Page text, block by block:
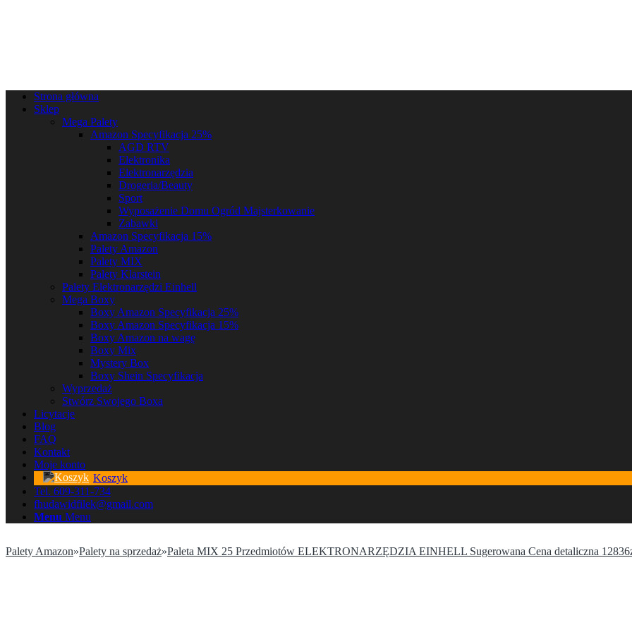
Strona główna
Sklep
Mega Palety
Amazon Specyfikacja 25%
AGD RTV
Elektronika
Elektronarzędzia
Drogeria/Beauty
Sport
Wyposażenie Domu Ogród Majsterkowanie
Zabawki
Amazon Specyfikacja 15%
Palety Amazon
Palety MIX
Palety Klarstein
Palety Elektronarzędzi Einhell
Mega Boxy
Boxy Amazon Specyfikacja 25%
Boxy Amazon Specyfikacja 15%
Boxy Amazon na wagę
Boxy Mix
Mystery Box
Boxy Shein Specyfikacja
Wyprzedaż
Stwórz Swojego Boxa
Licytacje
Blog
FAQ
Kontakt
Moje konto
Koszyk
Tel. 609-311-734
fhudawidfilek@gmail.com
Menu Menu
Palety Amazon»Palety na sprzedaż»Paleta MIX 25 Przedmiotów ELEKTRONARZĘDZIA EINHELL Sugerowana Cena detaliczna